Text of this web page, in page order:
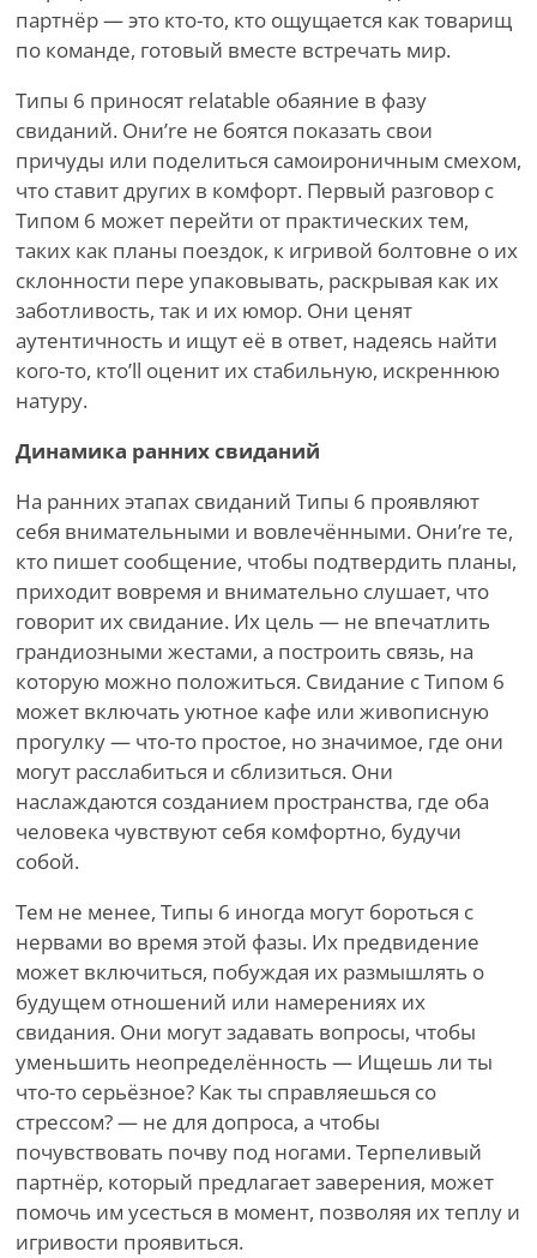
партнёр — это кто-то, кто ощущается как товарищ
по команде, готовый вместе встречать мир.
Типы 6 приносят relatable обаяние в фазу
свиданий. Они’re не боятся показать свои
причуды или поделиться самоироничным смехом,
что ставит других в комфорт. Первый разговор с
Типом 6 может перейти от практических тем,
таких как планы поездок, к игривой болтовне о их
склонности пере упаковывать, раскрывая как их
заботливость, так и их юмор. Они ценят
аутентичность и ищут её в ответ, надеясь найти
кого-то, кто’ll оценит их стабильную, искреннюю
натуру.
Динамика ранних свиданий
На ранних этапах свиданий Типы 6 проявляют
себя внимательными и вовлечёнными. Они’re те,
кто пишет сообщение, чтобы подтвердить планы,
приходит вовремя и внимательно слушает, что
говорит их свидание. Их цель — не впечатлить
грандиозными жестами, а построить связь, на
которую можно положиться. Свидание с Типом 6
может включать уютное кафе или живописную
прогулку — что-то простое, но значимое, где они
могут расслабиться и сблизиться. Они
наслаждаются созданием пространства, где оба
человека чувствуют себя комфортно, будучи
собой.
Тем не менее, Типы 6 иногда могут бороться с
нервами во время этой фазы. Их предвидение
может включиться, побуждая их размышлять о
будущем отношений или намерениях их
свидания. Они могут задавать вопросы, чтобы
уменьшить неопределённость — Ищешь ли ты
что-то серьёзное? Как ты справляешься со
стрессом? — не для допроса, а чтобы
почувствовать почву под ногами. Терпеливый
партнёр, который предлагает заверения, может
помочь им усесться в момент, позволяя их теплу и
игривости проявиться.